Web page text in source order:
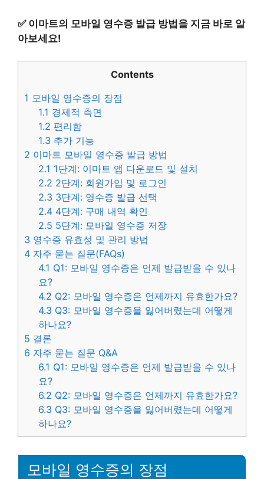
✅ 이마트의 모바일 영수증 발급 방법을 지금 바로 알
아보세요!
Contents
1 모바일 영수증의 장점
1.1 경제적 측면
1.2 편리함
1.3 추가 기능
2 이마트 모바일 영수증 발급 방법
2.1 1단계: 이마트 앱 다운로드 및 설치
2.2 2단계: 회원가입 및 로그인
2.3 3단계: 영수증 발급 선택
2.4 4단계: 구매 내역 확인
2.5 5단계: 모바일 영수증 저장
3 영수증 유효성 및 관리 방법
4 자주 묻는 질문(FAQs)
4.1 Q1: 모바일 영수증은 언제 발급받을 수 있나
요?
4.2 Q2: 모바일 영수증은 언제까지 유효한가요?
4.3 Q3: 모바일 영수증을 잃어버렸는데 어떻게
하나요?
5 결론
6 자주 묻는 질문 Q&A
6.1 Q1: 모바일 영수증은 언제 발급받을 수 있나
요?
6.2 Q2: 모바일 영수증은 언제까지 유효한가요?
6.3 Q3: 모바일 영수증을 잃어버렸는데 어떻게
하나요?
모바일 영수증의 장점